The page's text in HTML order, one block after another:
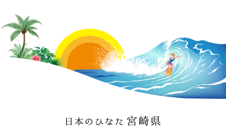
日本のひなた 宮崎県